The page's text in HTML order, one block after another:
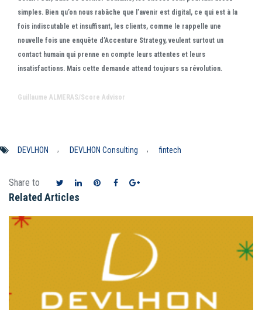
simples. Bien qu’on nous rabâche que l’avenir est digital, ce qui est à la
fois indiscutable et insuffisant, les clients, comme le rappelle une
nouvelle fois une enquête d’Accenture Strategy, veulent surtout un
contact humain qui prenne en compte leurs attentes et leurs
insatisfactions. Mais cette demande attend toujours sa révolution.
Guillaume ALMERAS/Score Advisor
DEVLHON , DEVLHON Consulting , fintech
Share to
Related Articles